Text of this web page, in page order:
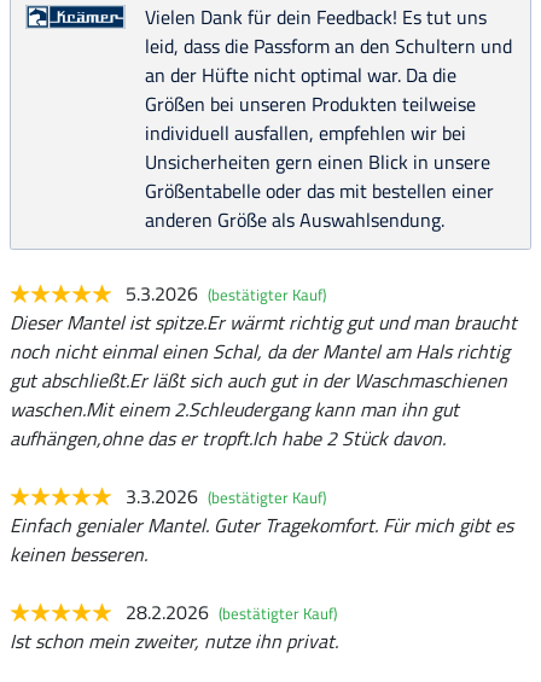
Vielen Dank für dein Feedback! Es tut uns
leid, dass die Passform an den Schultern und
an der Hüfte nicht optimal war. Da die
Größen bei unseren Produkten teilweise
individuell ausfallen, empfehlen wir bei
Unsicherheiten gern einen Blick in unsere
Größentabelle oder das mit bestellen einer
anderen Größe als Auswahlsendung.
5.3.2026 (bestätigter Kauf)
Dieser Mantel ist spitze.Er wärmt richtig gut und man braucht
noch nicht einmal einen Schal, da der Mantel am Hals richtig
gut abschließt.Er läßt sich auch gut in der Waschmaschienen
waschen.Mit einem 2.Schleudergang kann man ihn gut
aufhängen,ohne das er tropft.Ich habe 2 Stück davon.
3.3.2026 (bestätigter Kauf)
Einfach genialer Mantel. Guter Tragekomfort. Für mich gibt es
keinen besseren.
28.2.2026 (bestätigter Kauf)
Ist schon mein zweiter, nutze ihn privat.